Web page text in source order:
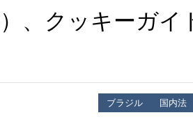
、クッキーガイ
ブラジル 国内法